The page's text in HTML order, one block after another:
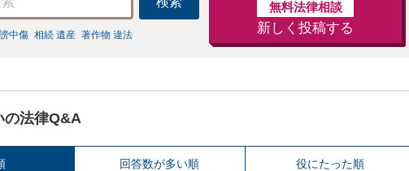
中傷 相続 遺産 著作物 違法
無料法律相談
新しく投稿する
の法律Q&A
回答数が多い順 役にたった順